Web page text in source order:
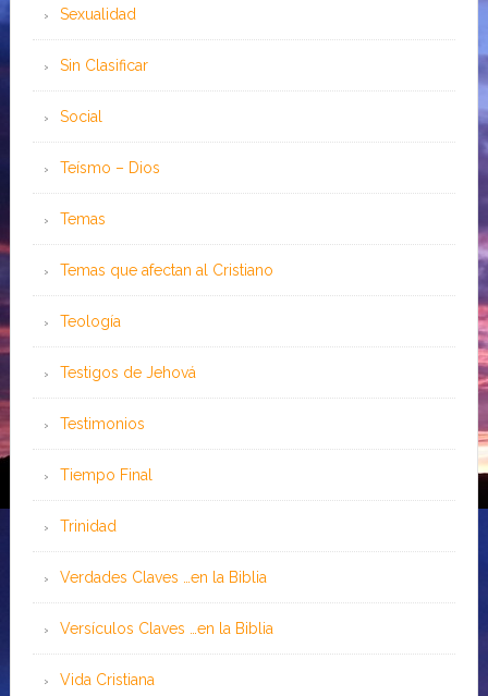
Sexualidad
Sin Clasificar
Social
Teísmo – Dios
Temas
Temas que afectan al Cristiano
Teología
Testigos de Jehová
Testimonios
Tiempo Final
Trinidad
Verdades Claves …en la Biblia
Versículos Claves …en la Biblia
Vida Cristiana